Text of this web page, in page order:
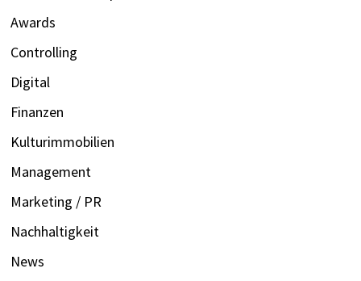
Awards
Controlling
Digital
Finanzen
Kulturimmobilien
Management
Marketing / PR
Nachhaltigkeit
News